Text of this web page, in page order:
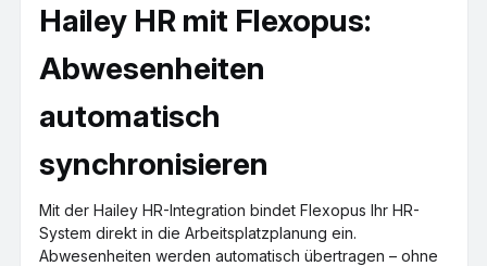
Hailey HR mit Flexopus:
Abwesenheiten
automatisch
synchronisieren
Mit der Hailey HR-Integration bindet Flexopus Ihr HR-
System direkt in die Arbeitsplatzplanung ein.
Abwesenheiten werden automatisch übertragen – ohne